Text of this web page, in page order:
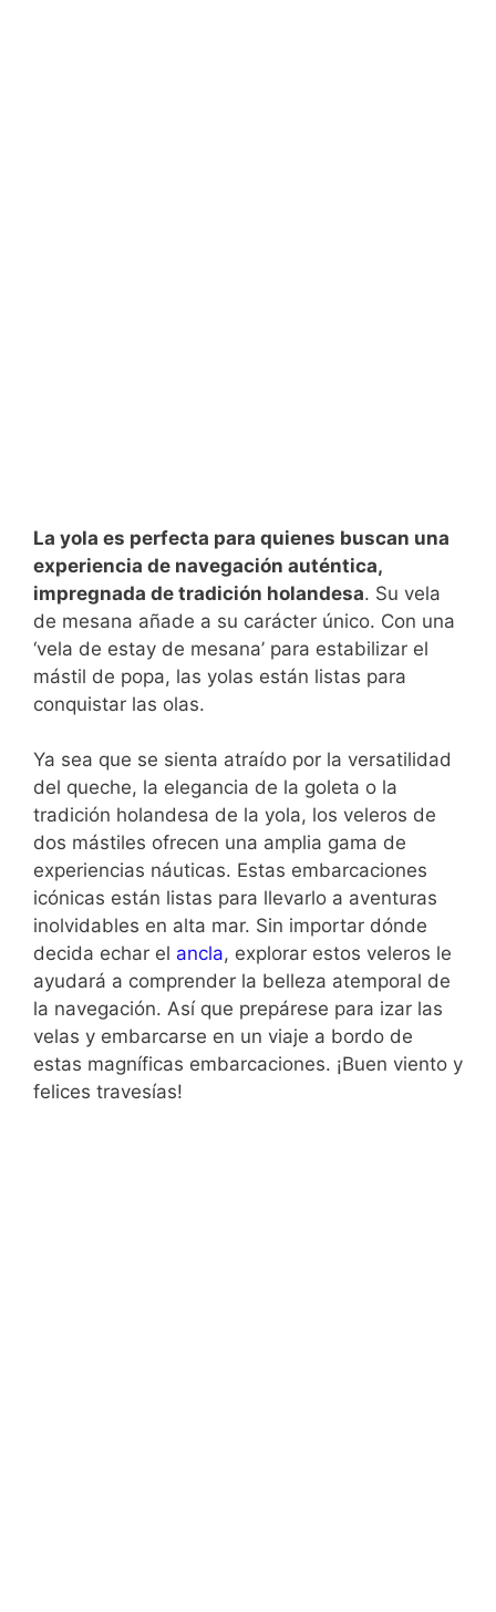
La yola es perfecta para quienes buscan una
experiencia de navegación auténtica,
impregnada de tradición holandesa. Su vela
de mesana añade a su carácter único. Con una
‘vela de estay de mesana’ para estabilizar el
mástil de popa, las yolas están listas para
conquistar las olas.
Ya sea que se sienta atraído por la versatilidad
del queche, la elegancia de la goleta o la
tradición holandesa de la yola, los veleros de
dos mástiles ofrecen una amplia gama de
experiencias náuticas. Estas embarcaciones
icónicas están listas para llevarlo a aventuras
inolvidables en alta mar. Sin importar dónde
decida echar el ancla, explorar estos veleros le
ayudará a comprender la belleza atemporal de
la navegación. Así que prepárese para izar las
velas y embarcarse en un viaje a bordo de
estas magníficas embarcaciones. ¡Buen viento y
felices travesías!